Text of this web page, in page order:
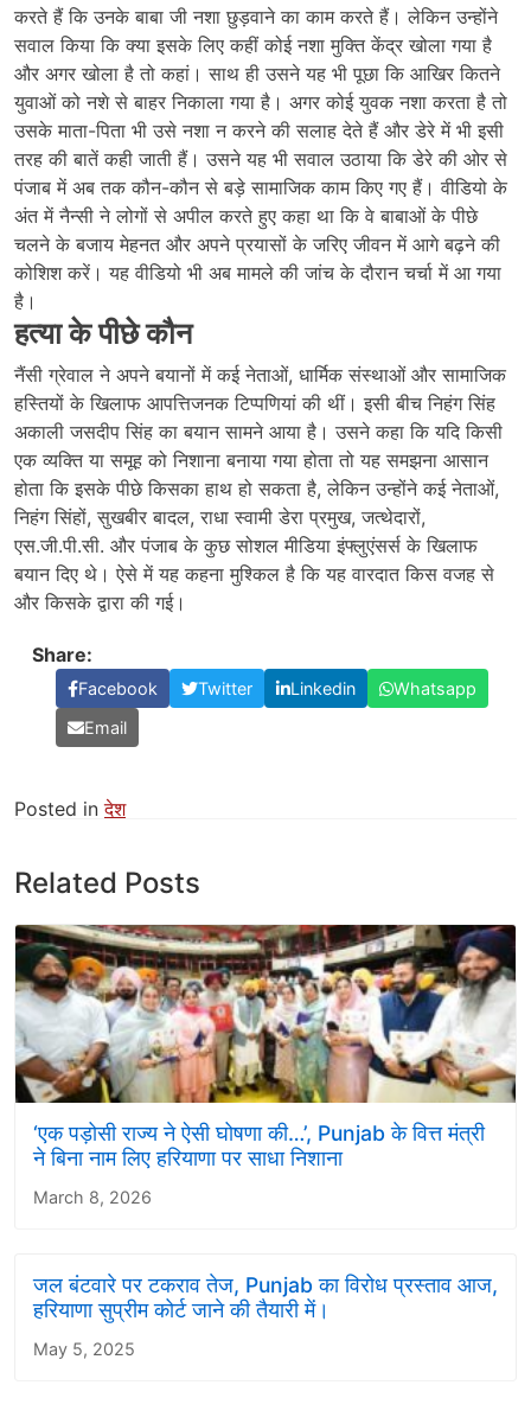
करते हैं कि उनके बाबा जी नशा छुड़वाने का काम करते हैं। लेकिन उन्होंने
सवाल किया कि क्या इसके लिए कहीं कोई नशा मुक्ति केंद्र खोला गया है
और अगर खोला है तो कहां। साथ ही उसने यह भी पूछा कि आखिर कितने
युवाओं को नशे से बाहर निकाला गया है। अगर कोई युवक नशा करता है तो
उसके माता-पिता भी उसे नशा न करने की सलाह देते हैं और डेरे में भी इसी
तरह की बातें कही जाती हैं। उसने यह भी सवाल उठाया कि डेरे की ओर से
पंजाब में अब तक कौन-कौन से बड़े सामाजिक काम किए गए हैं। वीडियो के
अंत में नैन्सी ने लोगों से अपील करते हुए कहा था कि वे बाबाओं के पीछे
चलने के बजाय मेहनत और अपने प्रयासों के जरिए जीवन में आगे बढ़ने की
कोशिश करें। यह वीडियो भी अब मामले की जांच के दौरान चर्चा में आ गया
है।
हत्या के पीछे कौन
नैंसी ग्रेवाल ने अपने बयानों में कई नेताओं, धार्मिक संस्थाओं और सामाजिक
हस्तियों के खिलाफ आपत्तिजनक टिप्पणियां की थीं। इसी बीच निहंग सिंह
अकाली जसदीप सिंह का बयान सामने आया है। उसने कहा कि यदि किसी
एक व्यक्ति या समूह को निशाना बनाया गया होता तो यह समझना आसान
होता कि इसके पीछे किसका हाथ हो सकता है, लेकिन उन्होंने कई नेताओं,
निहंग सिंहों, सुखबीर बादल, राधा स्वामी डेरा प्रमुख, जत्थेदारों,
एस.जी.पी.सी. और पंजाब के कुछ सोशल मीडिया इंफ्लुएंसर्स के खिलाफ
बयान दिए थे। ऐसे में यह कहना मुश्किल है कि यह वारदात किस वजह से
और किसके द्वारा की गई।
Share:
Facebook Twitter Linkedin
Whatsapp
Email
Posted inदेश
Related Posts
‘एक पड़ोसी राज्य ने ऐसी घोषणा की…’, Punjab के वित्त मंत्री
ने बिना नाम लिए हरियाणा पर साधा निशाना
March 8, 2026
जल बंटवारे पर टकराव तेज, Punjab का विरोध प्रस्ताव आज,
हरियाणा सुप्रीम कोर्ट जाने की तैयारी में।
May 5, 2025